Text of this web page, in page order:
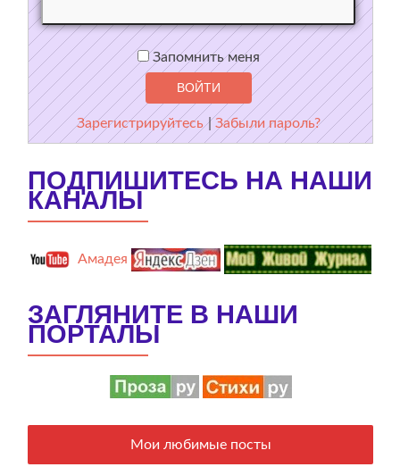
Запомнить меня
Зарегистрируйтесь |Забыли пароль?
ПОДПИШИТЕСЬ НА НАШИ
КАНАЛЫ
Амадея
ЗАГЛЯНИТЕ В НАШИ
ПОРТАЛЫ
Мои любимые посты